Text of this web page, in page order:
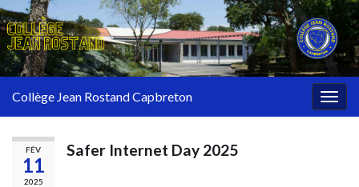
Collège Jean Rostand Capbreton
FÉV
11
2025
Safer Internet Day 2025